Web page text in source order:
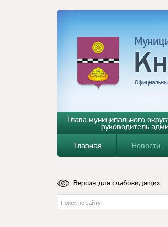
Глава муниципального
руководитель
Главная Новости
Версия для слабовидящих